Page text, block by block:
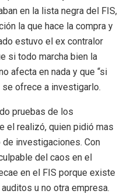
en la lista negra del FIS,
la que hace la compra y
estuvo el ex contralor
si todo marcha bien la
afecta en nada y que “si
se ofrece a investigarlo.
pruebas de los
el realizó, quien pidió mas
investigaciones. Con
del caos en el
en el FIS porque existe
u no otra empresa.